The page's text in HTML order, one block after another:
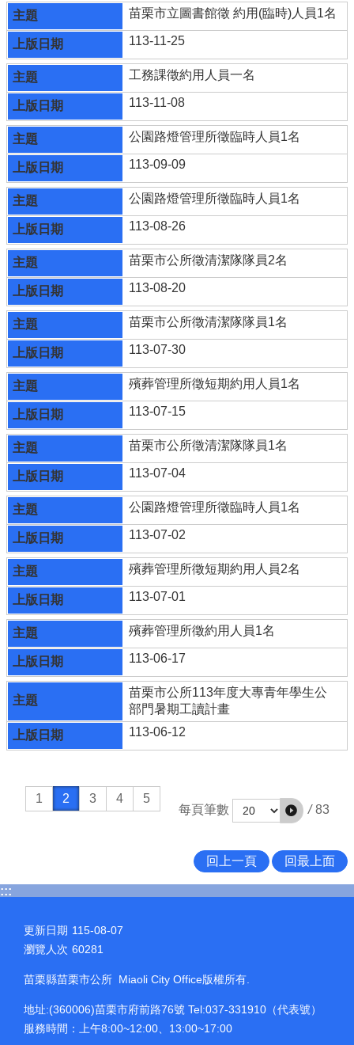
苗栗市立圖書館徵 約用(臨時)人員1名
113-11-25
工務課徵約用人員一名
113-11-08
公園路燈管理所徵臨時人員1名
113-09-09
公園路燈管理所徵臨時人員1名
113-08-26
苗栗市公所徵清潔隊隊員2名
113-08-20
苗栗市公所徵清潔隊隊員1名
113-07-30
殯葬管理所徵短期約用人員1名
113-07-15
苗栗市公所徵清潔隊隊員1名
113-07-04
公園路燈管理所徵臨時人員1名
113-07-02
殯葬管理所徵短期約用人員2名
113-07-01
殯葬管理所徵約用人員1名
113-06-17
苗栗市公所113年度大專青年學生公
部門暑期工讀計畫
113-06-12
1 2 3 4
5
每頁筆數
/ 83
回上一頁 回最上面
:::
更新日期 115-08-07
瀏覽人次 60281
苗栗縣苗栗市公所 Miaoli City Office版權所有.
地址:(360006)苗栗市府前路76號 Tel:037-331910（代表號）
服務時間：上午8:00~12:00、13:00~17:00